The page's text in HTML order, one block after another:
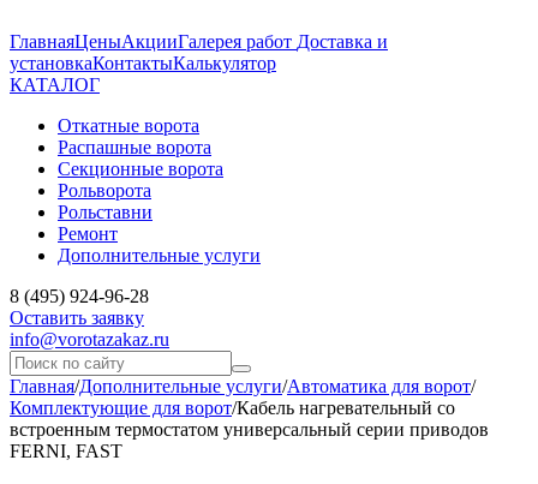
ГлавнаяЦеныАкцииГалерея работ Доставка и
установкаКонтактыКалькулятор
КАТАЛОГ
Откатные ворота
Распашные ворота
Секционные ворота
Рольворота
Рольставни
Ремонт
Дополнительные услуги
8 (495) 924-96-28
Оставить заявку
info@vorotazakaz.ru
Главная/Дополнительные услуги/Автоматика для ворот/
Комплектующие для ворот/Кабель нагревательный со
встроенным термостатом универсальный серии приводов
FERNI, FAST